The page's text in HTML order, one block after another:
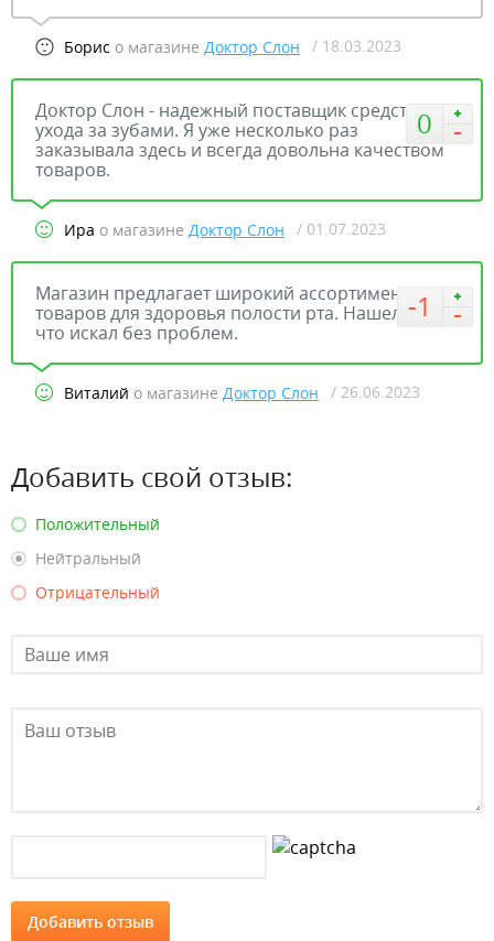
Борис о магазине Доктор Слон / 18.03.2023
0
Доктор Слон - надежный поставщик средств для
ухода за зубами. Я уже несколько раз
заказывала здесь и всегда довольна качеством
товаров.
Ира о магазине Доктор Слон / 01.07.2023
-1
Магазин предлагает широкий ассортимент
товаров для здоровья полости рта. Нашел то,
что искал без проблем.
Виталий о магазине Доктор Слон / 26.06.2023
Добавить свой отзыв:
Положительный
Нейтральный
Отрицательный